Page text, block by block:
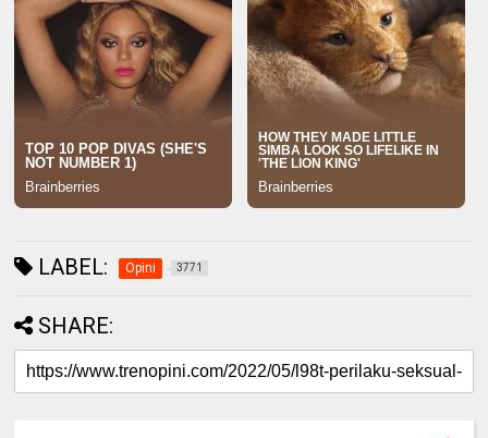
LABEL: Opini 3771
SHARE: